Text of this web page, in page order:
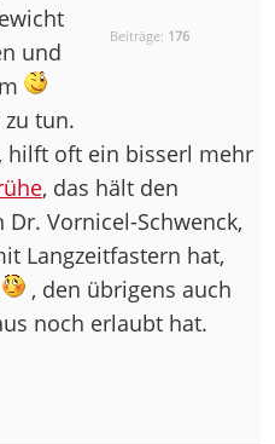
Beiträge: 176
und
tun.
hilft oft ein bisserl mehr
, das hält den
Vornicel-Schwenck,
Langzeitfastern hat,
, den übrigens auch
noch erlaubt hat.